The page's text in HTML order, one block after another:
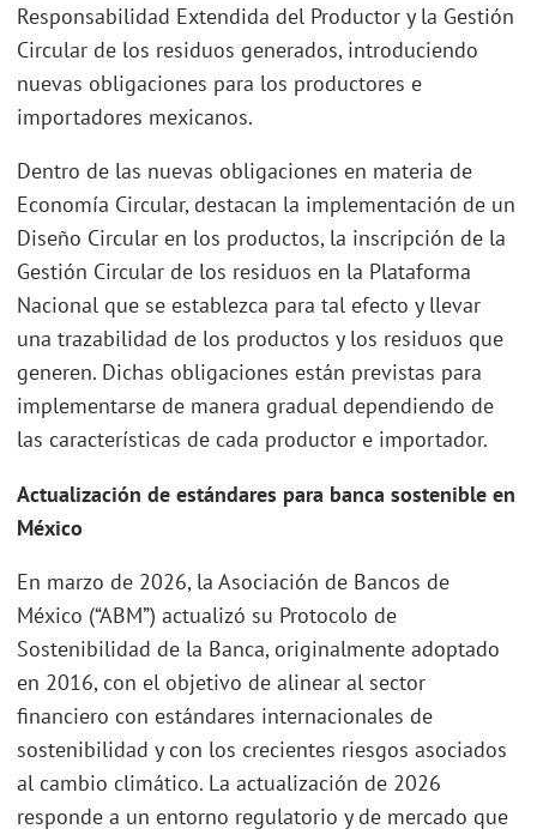
Responsabilidad Extendida del Productor y la Gestión
Circular de los residuos generados, introduciendo
nuevas obligaciones para los productores e
importadores mexicanos.
Dentro de las nuevas obligaciones en materia de
Economía Circular, destacan la implementación de un
Diseño Circular en los productos, la inscripción de la
Gestión Circular de los residuos en la Plataforma
Nacional que se establezca para tal efecto y llevar
una trazabilidad de los productos y los residuos que
generen. Dichas obligaciones están previstas para
implementarse de manera gradual dependiendo de
las características de cada productor e importador.
Actualización de estándares para banca sostenible en
México
En marzo de 2026, la Asociación de Bancos de
México (“ABM”) actualizó su Protocolo de
Sostenibilidad de la Banca, originalmente adoptado
en 2016, con el objetivo de alinear al sector
financiero con estándares internacionales de
sostenibilidad y con los crecientes riesgos asociados
al cambio climático. La actualización de 2026
responde a un entorno regulatorio y de mercado que